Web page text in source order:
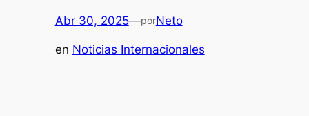
Abr 30, 2025—porNeto
en Noticias Internacionales